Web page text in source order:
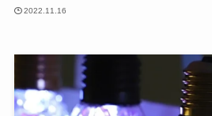
2022.11.16